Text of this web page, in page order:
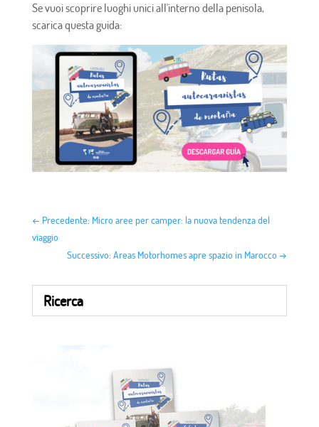
Se vuoi scoprire luoghi unici all'interno della penisola,
scarica questa guida:
← Precedente: Micro aree per camper: la nuova tendenza del
viaggio
Successivo: Areas Motorhomes apre spazio in Marocco →